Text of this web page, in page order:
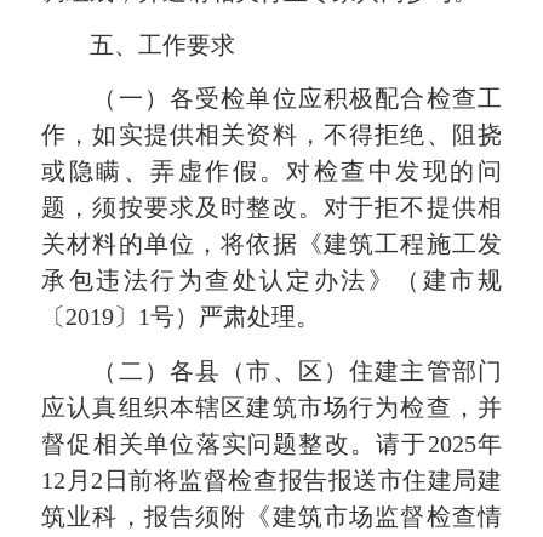
五、工作要求
（一）各受检单位应积极配合检查工
作，如实提供相关资料，不得拒绝、阻挠
或隐瞒、弄虚作假。对检查中发现的问
题，须按要求及时整改。对于拒不提供相
关材料的单位，将依据《建筑工程施工发
承包违法行为查处认定办法》（建市规
〔2019〕1号）严肃处理。
（二）各县（市、区）住建主管部门
应认真组织本辖区建筑市场行为检查，并
督促相关单位落实问题整改。请于2025年
12月2日前将监督检查报告报送市住建局建
筑业科，报告须附《建筑市场监督检查情